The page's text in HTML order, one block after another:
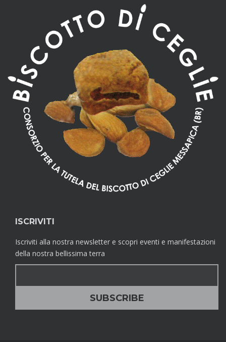
ISCRIVITI
Iscriviti alla nostra newsletter e scopri eventi e manifestazioni
della nostra bellissima terra